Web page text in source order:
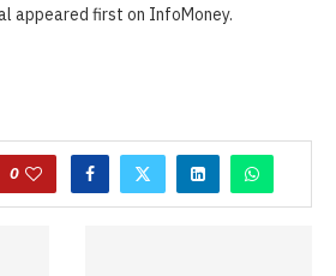
appeared first on InfoMoney.
0